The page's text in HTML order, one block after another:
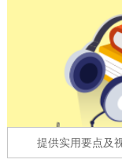
12345网上接诉即
走进北京
提供实用要点及视